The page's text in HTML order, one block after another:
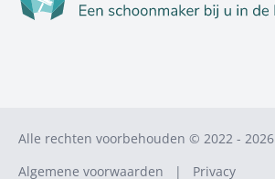
Alle rechten voorbehouden © 2022 - 2026
Algemene voorwaarden
| Privacy